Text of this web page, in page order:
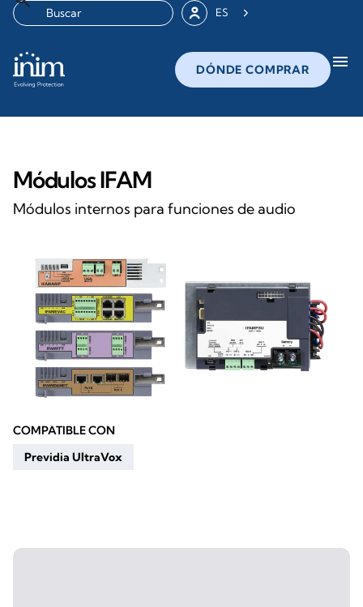
ES
DÓNDE COMPRAR menu
Módulos IFAM
Módulos internos para funciones de audio
COMPATIBLE CON
Previdia UltraVox